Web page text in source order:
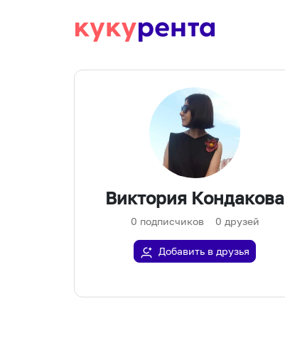
Виктория Кондакова
0 подписчиков 0 друзей
Добавить в друзья